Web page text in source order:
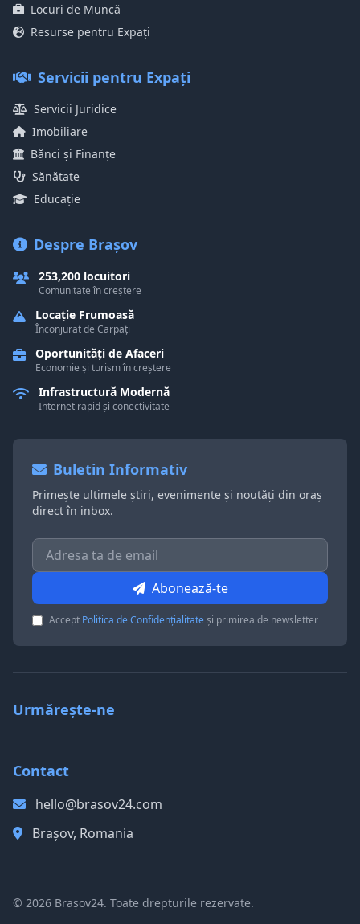
Locuri de Muncă
Resurse pentru Expați
Servicii pentru Expați
Servicii Juridice
Imobiliare
Bănci și Finanțe
Sănătate
Educație
Despre Brașov
253,200 locuitori
Comunitate în creștere
Locație Frumoasă
Înconjurat de Carpați
Oportunități de Afaceri
Economie și turism în creștere
Infrastructură Modernă
Internet rapid și conectivitate
Buletin Informativ
Primește ultimele știri, evenimente și noutăți din oraș
direct în inbox.
Abonează-te
Accept Politica de Confidențialitateși primirea de newsletter
Urmărește-ne
Contact
hello@brasov24.com
Brașov, Romania
© 2026 Brașov24. Toate drepturile rezervate.